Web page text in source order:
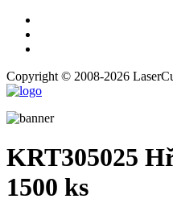
Copyright © 2008-2026
KRT305025
1500 ks